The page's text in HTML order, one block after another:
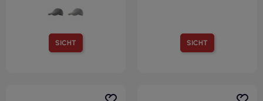
SICHT SICHT